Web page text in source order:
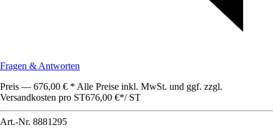
Fragen & Antworten
Preis — 676,00 € * Alle Preise inkl. MwSt. und ggf. zzgl.
Versandkosten pro ST676,00 €*/ ST
Art.-Nr. 8881295